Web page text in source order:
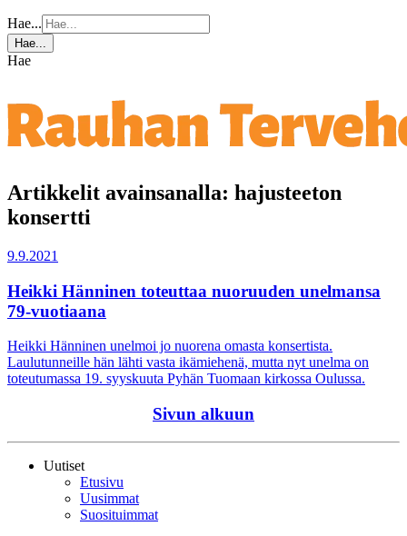
Hae...
Hae...
Hae
Artikkelit avainsanalla: hajusteeton
konsertti
9.9.2021
Heikki Hänninen toteuttaa nuoruuden unelmansa
79-vuotiaana
Heikki Hänninen unelmoi jo nuorena omasta konsertista.
Laulutunneille hän lähti vasta ikämiehenä, mutta nyt unelma on
toteutumassa 19. syyskuuta Pyhän Tuomaan kirkossa Oulussa.
Sivun alkuun
Uutiset
Etusivu
Uusimmat
Suosituimmat